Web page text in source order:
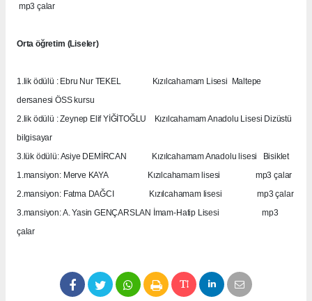
mp3 çalar
Orta öğretim (Liseler)
1.lik ödülü : Ebru Nur TEKEL Kızılcahamam Lisesi Maltepe
dersanesi ÖSS kursu
2.lik ödülü : Zeynep Elif YİĞİTOĞLU
Kızılcahamam Anadolu Lisesi Dizüstü
bilgisayar
3.lük ödülü: Asiye DEMİRCAN
Kızılcahamam Anadolu lisesi
Bisiklet
1.mansiyon: Merve KAYA
Kızılcahamam lisesi
mp3 çalar
2.mansiyon: Fatma DAĞCI
Kızılcahamam lisesi
mp3 çalar
3.mansiyon: A. Yasin GENÇARSLAN İmam-Hatip Lisesi
mp3
çalar